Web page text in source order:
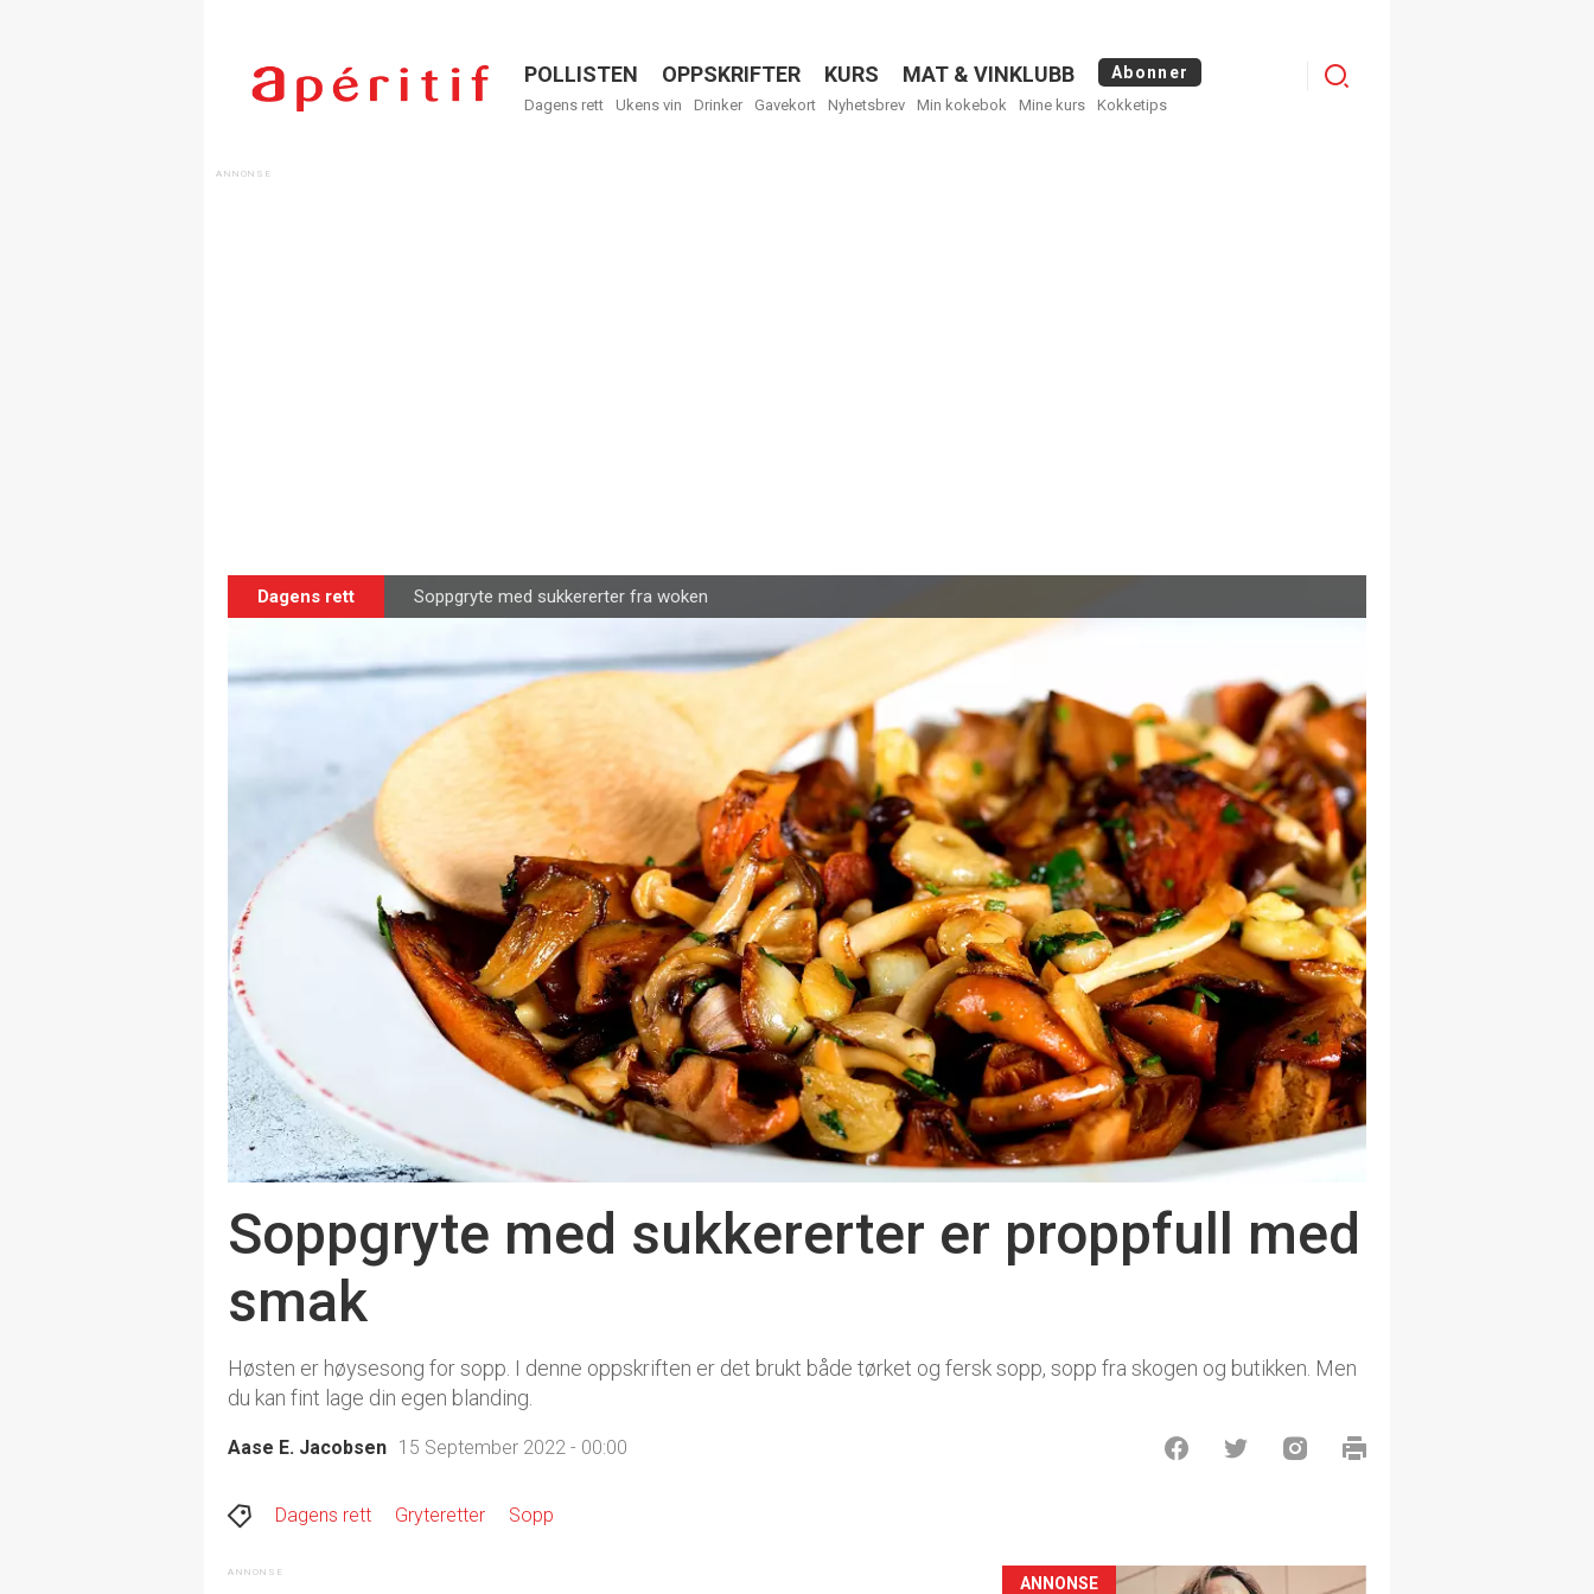
Menu
POLLISTEN OPPSKRIFTER KURS MAT & VINKLUBB Abonner
Dagens rett Ukens vin Drinker Gavekort Nyhetsbrev Min kokebok Mine kurs Kokketips
Logg
Dagens rett Soppgryte med sukkererter fra woken
Soppgryte med sukkererter er proppfull med
smak
Høsten er høysesong for sopp. I denne oppskriften er det brukt både tørket og fersk sopp, sopp fra skogen og butikken. Men
du kan fint lage din egen blanding.
Aase E. Jacobsen 15 September 2022 - 00:00
Dagens rett Gryteretter Sopp
ANNONSE